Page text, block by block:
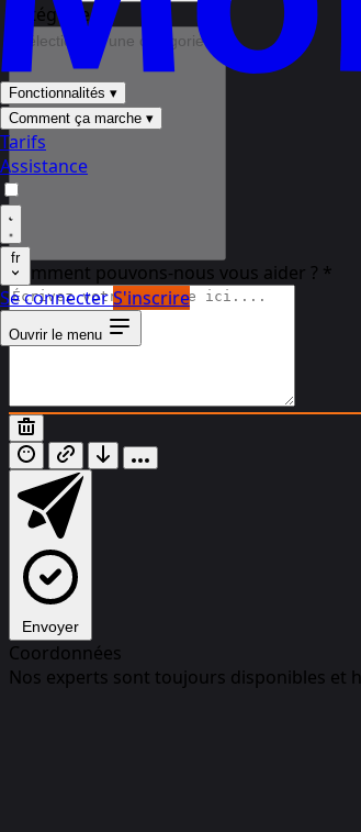
Fonctionnalités ▾
Comment ça marche ▾
Tarifs
Assistance
fr
Se connecterS'inscrire
Ouvrir le menu
Catégorie
Sélectionner une catégorie...
Comment pouvons-nous vous aider ? *
Envoyer
Coordonnées
Nos experts sont toujours disponibles et